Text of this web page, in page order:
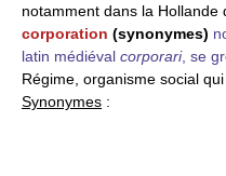
notamment dans la Hollande
corporation (synonymes)
latin médiéval corporari, se
Régime, organisme social
Synonymes :